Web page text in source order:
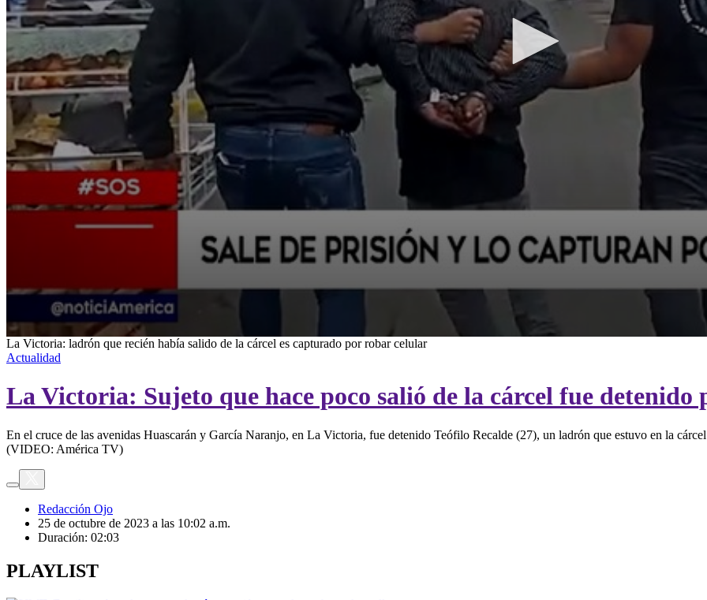
0
seconds
of
minutes,
3
90%
La Victoria: ladrón que recién había salido de la cárcel es capturado por robar celular
Actualidad
La Victoria: Sujeto que hace poco salió de la cárcel fue
En el cruce de las avenidas Huascarán y García Naranjo, en La Victoria, fue detenido Teófilo Recalde (27), un ladrón que estuvo en la
(VIDEO: América TV)
Redacción Ojo
25 de octubre de 2023 a las 10:02 a.m.
Duración: 02:03
PLAYLIST